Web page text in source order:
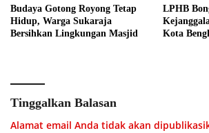
Budaya Gotong Royong Tetap
Hidup, Warga Sukaraja
Bersihkan Lingkungan Masjid
LPHB
Kota
Tinggalkan Balasan
Alamat email Anda tidak akan